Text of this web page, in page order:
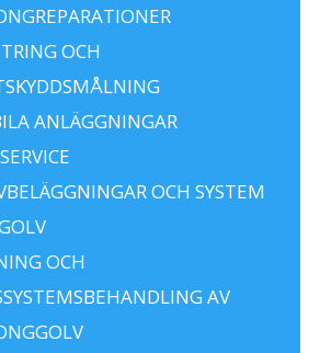
OCH
ANLÄGGNINGAR
OCH SYSTEM
OCH
AV